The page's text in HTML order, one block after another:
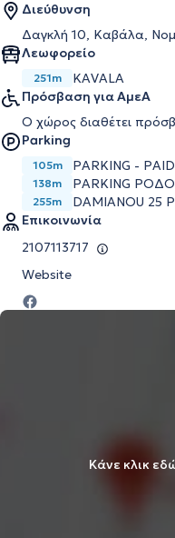
Διεύθυνση
Δαγκλή 10, Καβάλα,
Λεωφορείο
251m
KAVALA
Πρόσβαση για ΑμεΑ
Ο χώρος διαθέτει
Parking
105m PARKING - PAID
138m PARKING
255m
DAMIANOU 25
Επικοινωνία
2107113717
Website
Κάνε κλικ